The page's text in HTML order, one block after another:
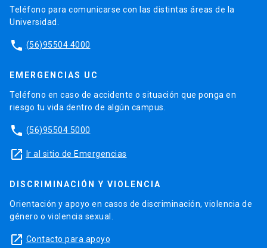
Teléfono para comunicarse con las distintas áreas de la
Universidad.
phone (56)95504 4000
EMERGENCIAS UC
Teléfono en caso de accidente o situación que ponga en
riesgo tu vida dentro de algún campus.
phone (56)95504 5000
launch Ir al sitio de Emergencias
DISCRIMINACIÓN Y VIOLENCIA
Orientación y apoyo en casos de discriminación, violencia de
género o violencia sexual.
launch Contacto para apoyo